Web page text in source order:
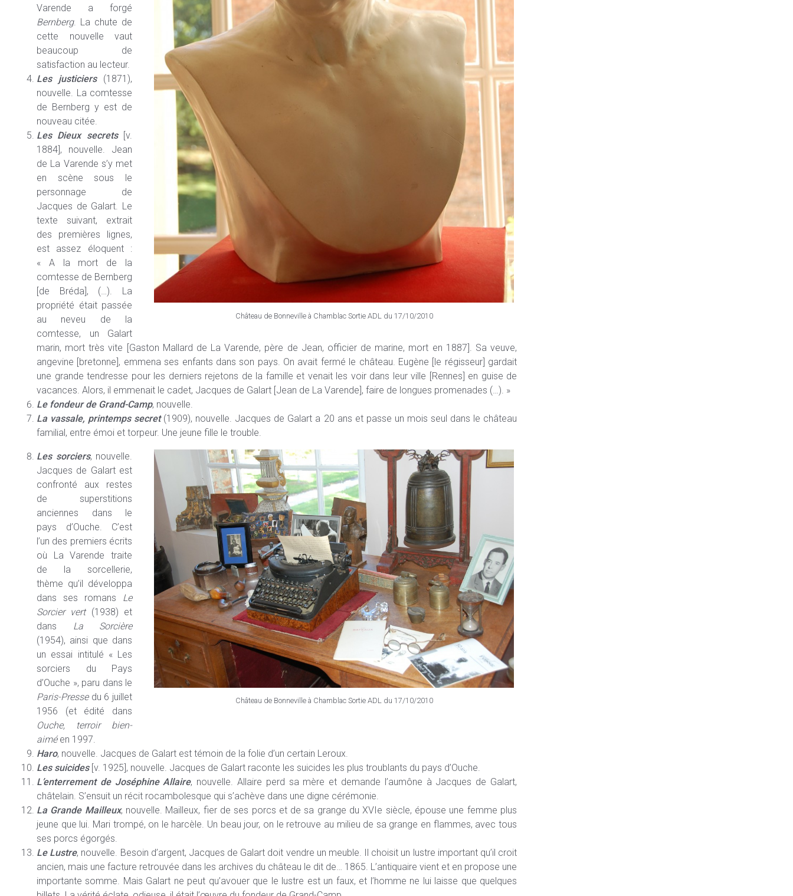
Château de Bonneville à Chamblac Sortie ADL du 17/10/2010
Varende a forgé
Bernberg. La chute de
cette nouvelle vaut
beaucoup de
satisfaction au lecteur.
Les justiciers(1871),
nouvelle. La comtesse
de Bernberg y est de
nouveau citée.
Les Dieux secrets[v.
1884], nouvelle. Jean
de La Varende s’y met
en scène sous le
personnage de
Jacques de Galart. Le
texte suivant, extrait
des premières lignes,
est assez éloquent :
« A la mort de la
comtesse de Bernberg
[de Bréda], (…). La
propriété était passée
au neveu de la
comtesse, un Galart
marin, mort très vite [Gaston Mallard de La Varende, père de Jean, officier de marine, mort en 1887]. Sa veuve,
angevine [bretonne], emmena ses enfants dans son pays. On avait fermé le château. Eugène [le régisseur] gardait
une grande tendresse pour les derniers rejetons de la famille et venait les voir dans leur ville [Rennes] en guise de
vacances. Alors, il emmenait le cadet, Jacques de Galart [Jean de La Varende], faire de longues promenades (…). »
Le fondeur de Grand-Camp, nouvelle.
La vassale, printemps secret(1909), nouvelle. Jacques de Galart a 20 ans et passe un mois seul dans le château
familial, entre émoi et torpeur. Une jeune fille le trouble.
Château de Bonneville à Chamblac Sortie ADL du 17/10/2010
Les sorciers, nouvelle.
Jacques de Galart est
confronté aux restes
de superstitions
anciennes dans le
pays d’Ouche. C’est
l’un des premiers écrits
où La Varende traite
de la sorcellerie,
thème qu’il développa
dans ses romans Le
Sorcier vert(1938) et
dans La Sorcière
(1954), ainsi que dans
un essai intitulé « Les
sorciers du Pays
d’Ouche », paru dans le
Paris-Pressedu 6 juillet
1956 (et édité dans
Ouche, terroir bien-
aiméen 1997.
Haro, nouvelle. Jacques de Galart est témoin de la folie d’un certain Leroux.
Les suicides[v. 1925], nouvelle. Jacques de Galart raconte les suicides les plus troublants du pays d’Ouche.
L’enterrement de Joséphine Allaire, nouvelle. Allaire perd sa mère et demande l’aumône à Jacques de Galart,
châtelain. S’ensuit un récit rocambolesque qui s’achève dans une digne cérémonie.
La Grande Mailleux, nouvelle. Mailleux, fier de ses porcs et de sa grange du XVIe siècle, épouse une femme plus
jeune que lui. Mari trompé, on le harcèle. Un beau jour, on le retrouve au milieu de sa grange en flammes, avec tous
ses porcs égorgés.
Le Lustre, nouvelle. Besoin d’argent, Jacques de Galart doit vendre un meuble. Il choisit un lustre important qu’il croit
ancien, mais une facture retrouvée dans les archives du château le dit de… 1865. L’antiquaire vient et en propose une
importante somme. Mais Galart ne peut qu’avouer que le lustre est un faux, et l’homme ne lui laisse que quelques